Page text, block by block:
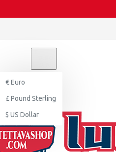
€Euro
£ Pound Sterling
$ US Dollar